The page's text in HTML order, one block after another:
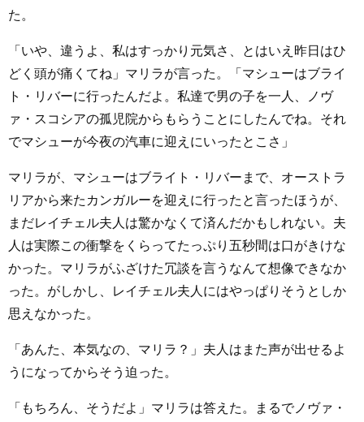
た。
「いや、違うよ、私はすっかり元気さ、とはいえ昨日はひ
どく頭が痛くてね」マリラが言った。「マシューはブライ
ト・リバーに行ったんだよ。私達で男の子を一人、ノヴ
ァ・スコシアの孤児院からもらうことにしたんでね。それ
でマシューが今夜の汽車に迎えにいったとこさ」
マリラが、マシューはブライト・リバーまで、オーストラ
リアから来たカンガルーを迎えに行ったと言ったほうが、
まだレイチェル夫人は驚かなくて済んだかもしれない。夫
人は実際この衝撃をくらってたっぷり五秒間は口がきけな
かった。マリラがふざけた冗談を言うなんて想像できなか
った。がしかし、レイチェル夫人にはやっぱりそうとしか
思えなかった。
「あんた、本気なの、マリラ？」夫人はまた声が出せるよ
うになってからそう迫った。
「もちろん、そうだよ」マリラは答えた。まるでノヴァ・